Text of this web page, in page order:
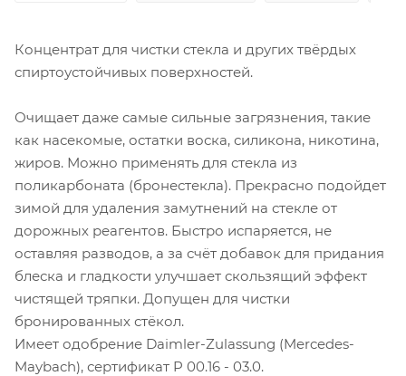
Концентрат для чистки стекла и других твёрдых
спиртоустойчивых поверхностей.
Очищает даже самые сильные загрязнения, такие
как насекомые, остатки воска, силикона, никотина,
жиров. Можно применять для стекла из
поликарбоната (бронестекла). Прекрасно подойдет
зимой для удаления замутнений на стекле от
дорожных реагентов. Быстро испаряется, не
оставляя разводов, а за счёт добавок для придания
блеска и гладкости улучшает скользящий эффект
чистящей тряпки. Допущен для чистки
бронированных стёкол.
Имеет одобрение Daimler-Zulassung (Mercedes-
Maybach), сертификат P 00.16 - 03.0.